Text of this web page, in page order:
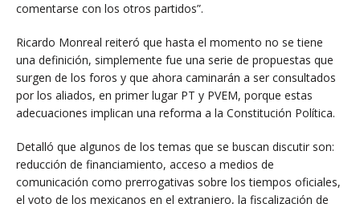
comentarse con los otros partidos”.
Ricardo Monreal reiteró que hasta el momento no se tiene
una definición, simplemente fue una serie de propuestas que
surgen de los foros y que ahora caminarán a ser consultados
por los aliados, en primer lugar PT y PVEM, porque estas
adecuaciones implican una reforma a la Constitución Política.
Detalló que algunos de los temas que se buscan discutir son:
reducción de financiamiento, acceso a medios de
comunicación como prerrogativas sobre los tiempos oficiales,
el voto de los mexicanos en el extranjero, la fiscalización de